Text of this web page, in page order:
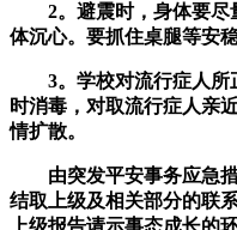
2。避震时，身体要尽
体沉心。要抓住桌腿等安
3。学校对流行症人所
时消毒，对取流行症人亲
情扩散。
由突发平安事务应急措
结取上级及相关部分的联
上级报告请示事态成长的